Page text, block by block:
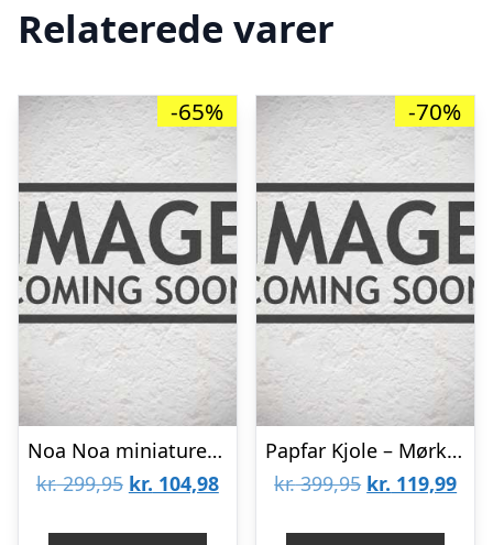
Relaterede varer
-65%
Noa Noa miniature Bluse – Bordeaux m. Prikker
kr.299,95 Den
kr. 104,98Den
-70%
Papfar Kjole – Mørkegråmeleret
kr.399,95 Den
kr. 119,99Den